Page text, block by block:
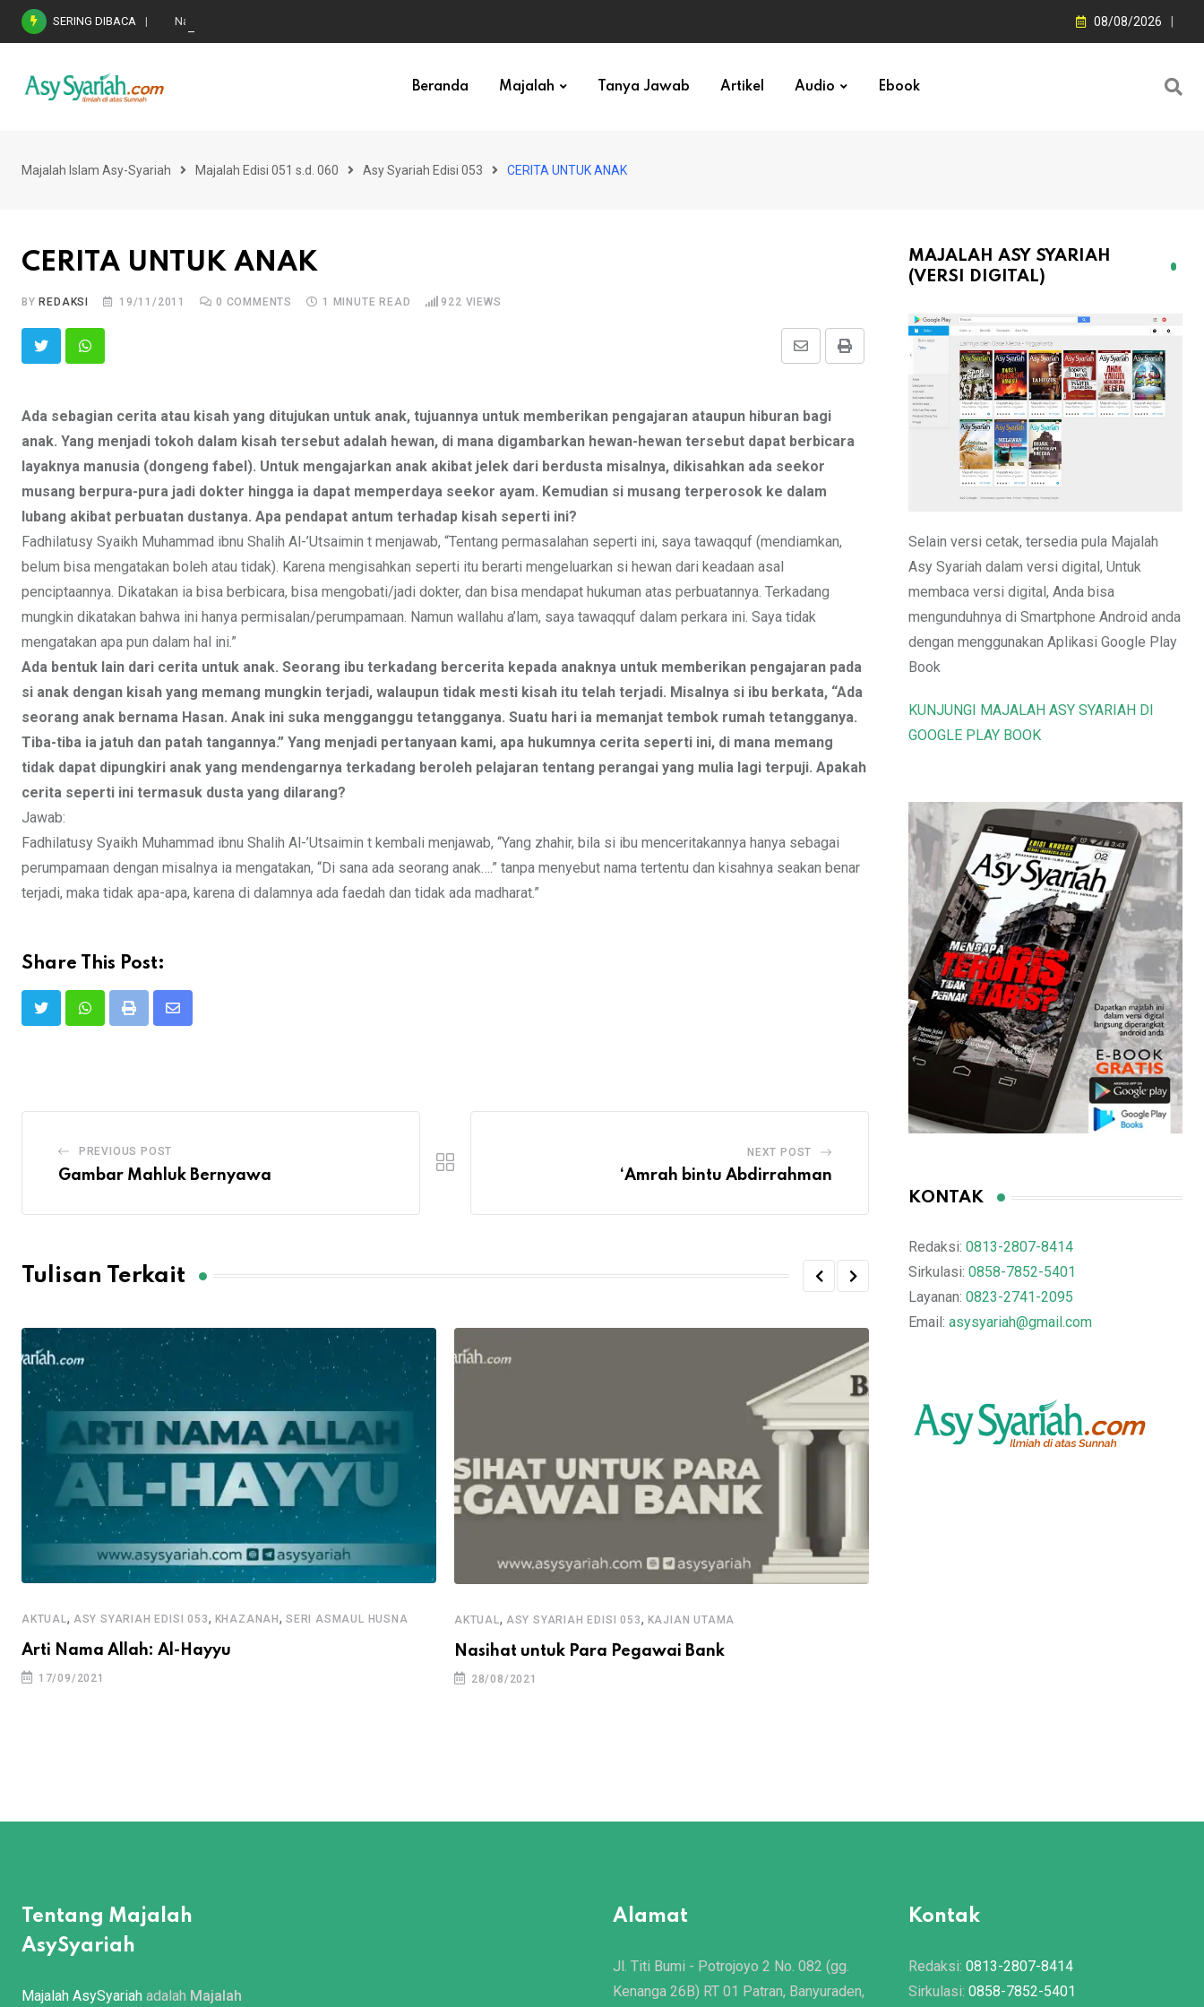
Skip
SERING DIBACA Nasihat Emas di Masa Fitnah (Ujian/Perselisihan) 08/08/2026
Beranda Majalah Tanya Jawab Artikel Audio Ebook
Majalah Islam Asy-Syariah Majalah Edisi 051 s.d. 060 Asy Syariah Edisi 053 CERITA UNTUK ANAK
CERITA UNTUK ANAK
BY REDAKSI 19/11/2011 0 COMMENTS 1 MINUTE READ 922 VIEWS
Print
Share
Email
Ada sebagian cerita atau kisah yang ditujukan untuk anak, tujuannya untuk memberikan pengajaran ataupun hiburan bagi
anak. Yang menjadi tokoh dalam kisah tersebut adalah hewan, di mana digambarkan hewan-hewan tersebut dapat berbicara
layaknya manusia (dongeng fabel). Untuk mengajarkan anak akibat jelek dari berdusta misalnya, dikisahkan ada seekor
musang berpura-pura jadi dokter hingga ia dapat memperdaya seekor ayam. Kemudian si musang terperosok ke dalam
lubang akibat perbuatan dustanya. Apa pendapat antum terhadap kisah seperti ini?
Fadhilatusy Syaikh Muhammad ibnu Shalih Al-’Utsaimin t menjawab, “Tentang permasalahan seperti ini, saya tawaqquf (mendiamkan,
belum bisa mengatakan boleh atau tidak). Karena mengisahkan seperti itu berarti mengeluarkan si hewan dari keadaan asal
penciptaannya. Dikatakan ia bisa berbicara, bisa mengobati/jadi dokter, dan bisa mendapat hukuman atas perbuatannya. Terkadang
mungkin dikatakan bahwa ini hanya permisalan/perumpamaan. Namun wallahu a’lam, saya tawaqquf dalam perkara ini. Saya tidak
mengatakan apa pun dalam hal ini.”
Ada bentuk lain dari cerita untuk anak. Seorang ibu terkadang bercerita kepada anaknya untuk memberikan pengajaran pada
si anak dengan kisah yang memang mungkin terjadi, walaupun tidak mesti kisah itu telah terjadi. Misalnya si ibu berkata, “Ada
seorang anak bernama Hasan. Anak ini suka mengganggu tetangganya. Suatu hari ia memanjat tembok rumah tetangganya.
Tiba-tiba ia jatuh dan patah tangannya.” Yang menjadi pertanyaan kami, apa hukumnya cerita seperti ini, di mana memang
tidak dapat dipungkiri anak yang mendengarnya terkadang beroleh pelajaran tentang perangai yang mulia lagi terpuji. Apakah
cerita seperti ini termasuk dusta yang dilarang?
Jawab:
Fadhilatusy Syaikh Muhammad ibnu Shalih Al-’Utsaimin t kembali menjawab, “Yang zhahir, bila si ibu menceritakannya hanya sebagai
perumpamaan dengan misalnya ia mengatakan, “Di sana ada seorang anak….” tanpa menyebut nama tertentu dan kisahnya seakan benar
terjadi, maka tidak apa-apa, karena di dalamnya ada faedah dan tidak ada madharat.”
Share This Post:
Print
Share
PREVIOUS POST
Gambar Mahluk Bernyawa
NEXT POST
‘Amrah bintu Abdirrahman
Tulisan Terkait
AKTUAL, ASY SYARIAH EDISI 053, KHAZANAH,SERI ASMAUL HUSNA
Arti Nama Allah: Al-Hayyu
17/09/2021
AKTUAL, ASY SYARIAH EDISI 053, KAJIAN UTAMA
Nasihat untuk Para Pegawai Bank
28/08/2021
MAJALAH ASY SYARIAH
(VERSI DIGITAL)
Selain versi cetak, tersedia pula Majalah
Asy Syariah dalam versi digital, Untuk
membaca versi digital, Anda bisa
mengunduhnya di Smartphone Android anda
dengan menggunakan Aplikasi Google Play
Book
KUNJUNGI MAJALAH ASY SYARIAH DI
GOOGLE PLAY BOOK
KONTAK
Redaksi: 0813-2807-8414
Sirkulasi: 0858-7852-5401
Layanan: 0823-2741-2095
Email: asysyariah@gmail.com
Tentang Majalah
AsySyariah
Majalah AsySyariah adalah Majalah
Alamat
Jl. Titi Bumi - Potrojoyo 2 No. 082 (gg.
Kenanga 26B) RT 01 Patran, Banyuraden,
Kontak
Redaksi: 0813-2807-8414
Sirkulasi: 0858-7852-5401